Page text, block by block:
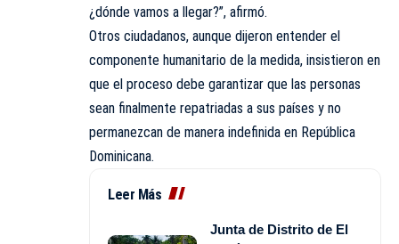
¿dónde vamos a llegar?”, afirmó.
Otros ciudadanos, aunque dijeron entender el
componente humanitario de la medida, insistieron en
que el proceso debe garantizar que las personas
sean finalmente repatriadas a sus países y no
permanezcan de manera indefinida en República
Dominicana.
Leer Más
Junta de Distrito de El